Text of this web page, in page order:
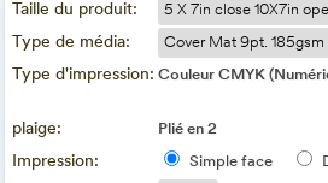
Taille du produit:
Type de média:
Type d'impression: Couleur CMYK
plaige: Plié en 2
Impression: Simple face